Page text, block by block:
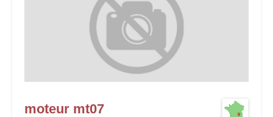
moteur mt07